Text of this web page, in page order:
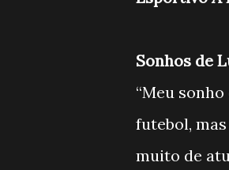
Sonhos de
“Meu
futebol,
muito de